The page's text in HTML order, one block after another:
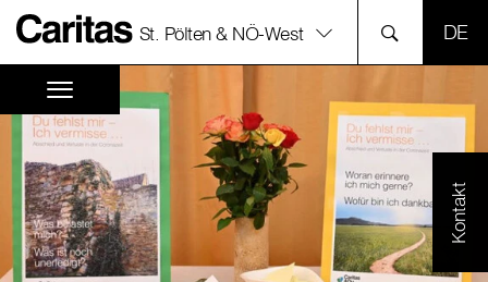
St. Pölten & NÖ-West
Kontakt